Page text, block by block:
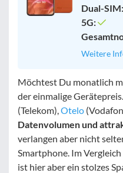
Dual-SIM:
5G:
Weitere
Möchtest Du monatlich
der einmalige
(Telekom), Otelo
Datenvolumen und
verlangen aber nicht
Smartphone. Im
ist hier aber ein stolzes